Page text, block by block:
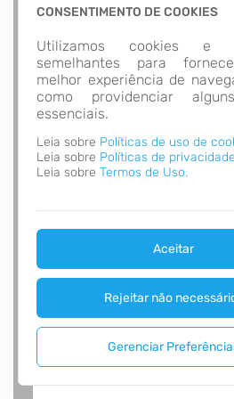
CONSENTIMENTO DE COOKIES
Utilizamos cookies e
semelhantes para
melhor experiência de
como providenciar
essenciais.
Leia sobre Políticas de uso de
Leia sobre Políticas de
Leia sobre Termos de Uso.
Aceitar
Rejeitar não
Gerenciar
Nota Nacional
Iniciando em 01/01/
a obrigatoriedade de
Ambiente de Dados
de Serviço Eletrônicas
entraram em vigor
acesse o link abaixo e
Autoatendimento -
A página não foi
encontrada!
Desculpe, a página que
Voltar para o